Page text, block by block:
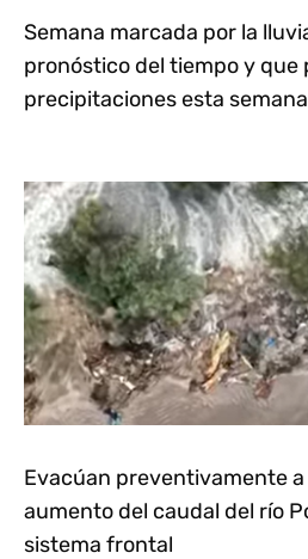
Semana marcada por la
pronóstico del tiempo y que
precipitaciones esta semana
Evacúan preventivamente
aumento del caudal del río
sistema frontal